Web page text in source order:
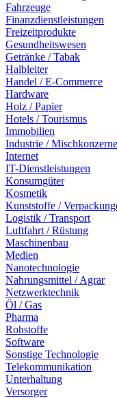
Fahrzeuge
Finanzdienstleistungen
Freizeitprodukte
Gesundheitswesen
Getränke / Tabak
Halbleiter
Handel / E-Commerce
Hardware
Holz / Papier
Hotels / Tourismus
Immobilien
Industrie / Mischkonzerne
Internet
IT-Dienstleistungen
Konsumgüter
Kosmetik
Kunststoffe /
Logistik / Transport
Luftfahrt / Rüstung
Maschinenbau
Medien
Nanotechnologie
Nahrungsmittel / Agrar
Netzwerktechnik
Öl / Gas
Pharma
Rohstoffe
Software
Sonstige Technologie
Telekommunikation
Unterhaltung
Versorger